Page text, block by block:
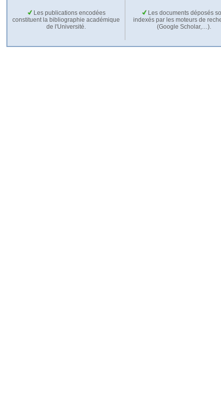
Les publications encodées
constituent la bibliographie académique
de l'Université.
Les documents déposés
indexés par les moteurs de
(Google Scholar,…).